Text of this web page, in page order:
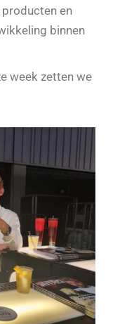
en
binnen
week zetten we